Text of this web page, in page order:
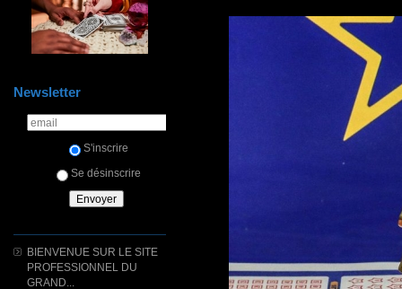
Newsletter
S'inscrire
Se désinscrire
BIENVENUE SUR LE SITE
PROFESSIONNEL DU
GRAND...